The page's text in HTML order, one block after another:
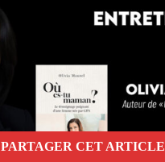
PARTAGER CET ARTICLE